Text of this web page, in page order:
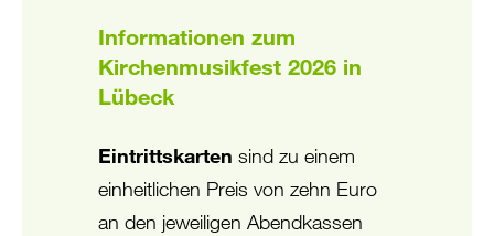
Informationen zum
Kirchenmusikfest 2026 in
Lübeck
Eintrittskarten sind zu einem
einheitlichen Preis von zehn Euro
an den jeweiligen Abendkassen